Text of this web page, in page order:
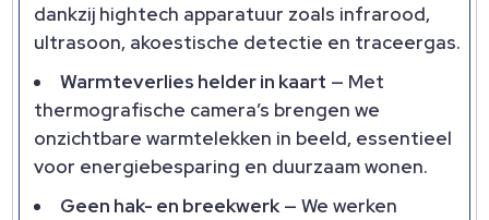
dankzij hightech apparatuur zoals infrarood,
ultrasoon, akoestische detectie en traceergas.​
Warmteverlies helder in kaart — Met
thermografische camera’s brengen we
onzichtbare warmtelekken in beeld, essentieel
voor energiebesparing en duurzaam wonen.​
Geen hak- en breekwerk— We werken